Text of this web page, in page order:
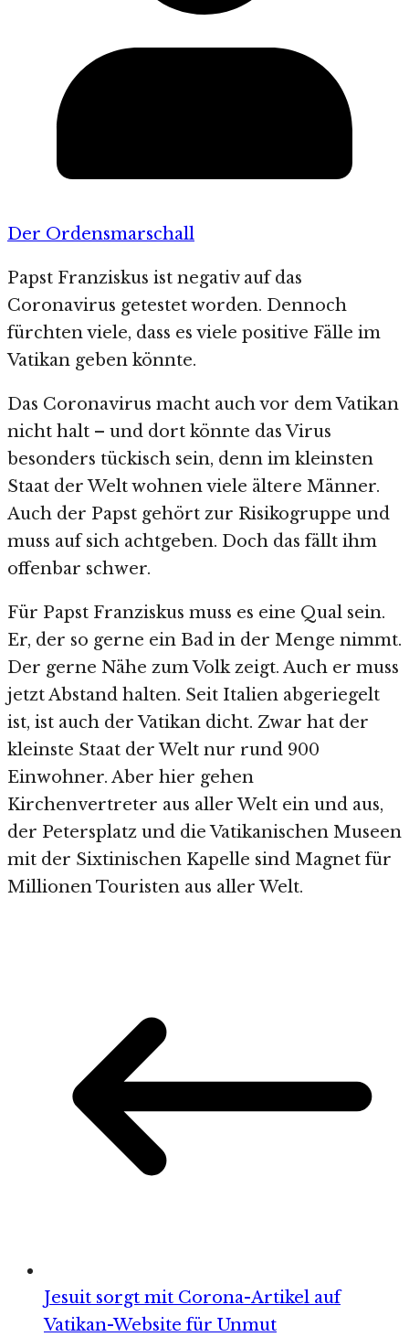
Der Ordensmarschall
Papst Franziskus ist negativ auf das
Coronavirus getestet worden. Dennoch
fürchten viele, dass es viele positive Fälle im
Vatikan geben könnte.
Das Coronavirus macht auch vor dem Vatikan
nicht halt – und dort könnte das Virus
besonders tückisch sein, denn im kleinsten
Staat der Welt wohnen viele ältere Männer.
Auch der Papst gehört zur Risikogruppe und
muss auf sich achtgeben. Doch das fällt ihm
offenbar schwer.
Für Papst Franziskus muss es eine Qual sein.
Er, der so gerne ein Bad in der Menge nimmt.
Der gerne Nähe zum Volk zeigt. Auch er muss
jetzt Abstand halten. Seit Italien abgeriegelt
ist, ist auch der Vatikan dicht. Zwar hat der
kleinste Staat der Welt nur rund 900
Einwohner. Aber hier gehen
Kirchenvertreter aus aller Welt ein und aus,
der Petersplatz und die Vatikanischen Museen
mit der Sixtinischen Kapelle sind Magnet für
Millionen Touristen aus aller Welt.
Jesuit sorgt mit Corona-Artikel auf
Vatikan-Website für Unmut